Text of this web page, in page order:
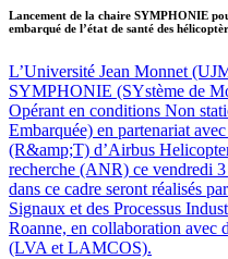
Lancement de la chaire SYMPHONIE
embarqué de l’état de santé des
L’Université Jean Monnet
SYMPHONIE (SYstème de
Opérant en conditions Non
Embarquée) en partenariat
(R&amp;T) d’Airbus
recherche (ANR) ce vendredi
dans ce cadre seront réalisés
Signaux et des Processus
Roanne, en collaboration avec
(LVA et LAMCOS).